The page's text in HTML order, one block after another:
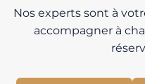
Nos experts sont à
accompagner à